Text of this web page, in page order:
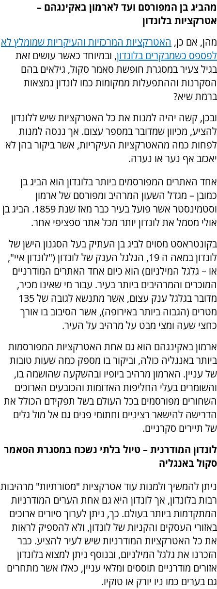
מהביג בן המפורסם ועד לארמון באקינגהם –
אטרקציות בלונדון
מהן, אם כן, האטרקציות המרכזיות והעיקריות שמומלץ לא
לפספס כשמבקרים בלונדון, ובמיוחד כאשר עושים זאת
בגיל צעיר במסגרת חופשת סאמר סקול, גילאים בהם
הסקרנות וההתפעלות ממקומות כמו לונדון נמצאות
ברמת שיא?
ובכן, קשה יהיה למנות את כל האטרקציות שיש ללונדון
להציע, מכיוון שמדובר במספר עצום. אך ננסה למנות
לפחות כמה מהאטרקציות העיקריות, אשר ביקור בהן לא
יאכזב אף נער או נערה.
אחד האתרים המפורסמים ביותר בלונדון הוא הביג בן
כמובן – מגדל השעון המרהיב ומפורסם של ארמון
וסטמינסטר אשר פועל בעיר כבר מאז שנת 1859. הביג בן
אולי מסמל את לונדון יותר מכל אתר ספציפי אחר.
בקונטראסט מסוים לביג בן העתיק בעל הסגנון הישן של
לונדון במאה ה 19, הגלגל הענק של לונדון ("לונדון איי",
או – גלגל המילניום) הוא כיום אחד האתרים המודרניים
המוכרים והמרהיבים ביותר בעיר. עבור מי שאינו מכיר,
מדובר בגלגל ענק עצום, אשר מתנשא לגובה של 135
מטרים (הגבוה ביותר באירופה), אשר הסיבוב בו אורך
כחצי שעה ומצי מבט על מרהיב על העיר.
ארמון באקינגהם הוא גם אחת האטרקציות המפורסמות
ביותר באנגליה כולה, וביקור בו מספק כמה שעות טובות
של עניין. הארמון מרהיב ביופיו ובהשקעה שהושמה בו,
והשומרים בעלי החליפות האדומות והכובעים הארוכים
השחורים מפורסמים בכל העולם בשל תפקידם הכולל את
הדרישה להישאר רציניים וחתומי פנים גם אל מול גלים
של תיירים סקרניים.
לונדון המודרנית – טיול בלתי נשכח במסגרת הסאמר
סקול באנגליה
ניתן להמשיך ולמנות עוד אטרקציות "מסורתיות" מרהיבות
רבות בלונדון, אך לונדון היא גם אחת הערים המודרניות
המתקדמות ביותר בעולם. כך, ניתן לערוך סיורים ארוכים
באזורי העסקים והקניות של לונדון, ולא להספיק לראות
את כל האטרקציות המודרניות שיש לעיר להציע. כבר
הזכרנו את גלגל המילניום, ובנוסף ניתן למצוא בלונדון
אזורים מודרניים תוססים ומלאי עניין, כאלו אשר מתחרים
גם בערים כמו ניו יורק או טוקיו.